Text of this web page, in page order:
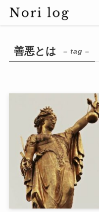
善悪とは – tag –